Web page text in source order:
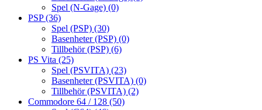
Spel (N-Gage) (0)
PSP(36)
Spel (PSP) (30)
Basenheter (PSP) (0)
Tillbehör (PSP) (6)
PS Vita (25)
Spel (PSVITA) (23)
Basenheter (PSVITA) (0)
Tillbehör (PSVITA) (2)
Commodore 64 / 128 (50)